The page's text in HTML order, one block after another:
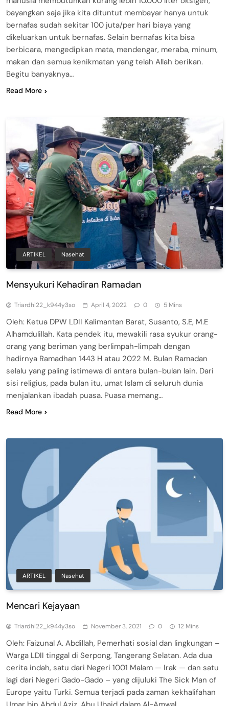
bayangkan saja jika kita dituntut membayar hanya untuk
bernafas sudah sekitar 100 juta/per hari biaya yang
dikeluarkan untuk bernafas. Selain bernafas kita bisa
berbicara, mengedipkan mata, mendengar, meraba, minum,
makan dan semua kenikmatan yang telah Allah berikan.
Begitu banyaknya…
Read More
ARTIKEL Nasehat
Mensyukuri Kehadiran Ramadan
Triardhi22_k944y3so April 4, 2022 0 5 Mins
Oleh: Ketua DPW LDII Kalimantan Barat, Susanto, S.E, M.E
Alhamdulillah. Kata pendek itu, mewakili rasa syukur orang-
orang yang beriman yang berlimpah-limpah dengan
hadirnya Ramadhan 1443 H atau 2022 M. Bulan Ramadan
selalu yang paling istimewa di antara bulan-bulan lain. Dari
sisi religius, pada bulan itu, umat Islam di seluruh dunia
menjalankan ibadah puasa. Puasa memang…
Read More
ARTIKEL Nasehat
Mencari Kejayaan
Triardhi22_k944y3so November 3, 2021 0 12 Mins
Oleh: Faizunal A. Abdillah, Pemerhati sosial dan lingkungan –
Warga LDII tinggal di Serpong, Tangerang Selatan. Ada dua
cerita indah, satu dari Negeri 1001 Malam — Irak — dan satu
lagi dari Negeri Gado-Gado – yang dijuluki The Sick Man of
Europe yaitu Turki. Semua terjadi pada zaman kekhalifahan